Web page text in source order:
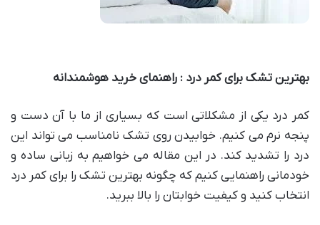
بهترین تشک برای کمر درد : راهنمای خرید هوشمندانه
کمر درد یکی از مشکلاتی است که بسیاری از ما با آن دست و
پنجه نرم می کنیم. خوابیدن روی تشک نامناسب می تواند این
درد را تشدید کند. در این مقاله می خواهیم به زبانی ساده و
خودمانی راهنمایی کنیم که چگونه بهترین تشک را برای کمر درد
انتخاب کنید و کیفیت خوابتان را بالا ببرید.